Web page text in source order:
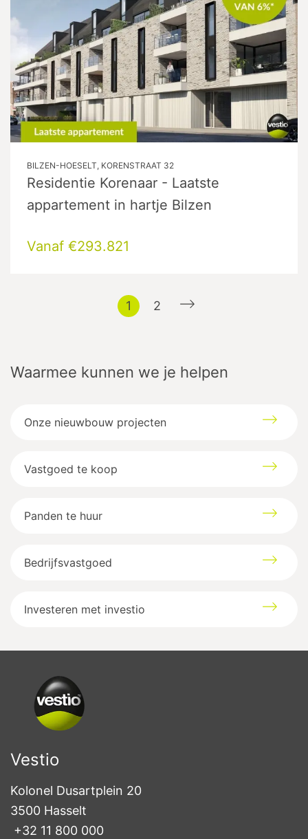
BILZEN-HOESELT, KORENSTRAAT 32
Residentie Korenaar - Laatste
appartement in hartje Bilzen
Vanaf €293.821
1 2
Waarmee kunnen we je helpen
Onze nieuwbouw projecten
Vastgoed te koop
Panden te huur
Bedrijfsvastgoed
Investeren met investio
Vestio
Kolonel Dusartplein 20
3500 Hasselt
+32 11 800 000